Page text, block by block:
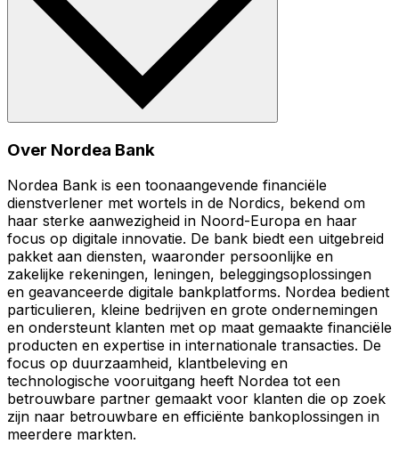
Over Nordea Bank
Nordea Bank is een toonaangevende financiële
dienstverlener met wortels in de Nordics, bekend om
haar sterke aanwezigheid in Noord-Europa en haar
focus op digitale innovatie. De bank biedt een uitgebreid
pakket aan diensten, waaronder persoonlijke en
zakelijke rekeningen, leningen, beleggingsoplossingen
en geavanceerde digitale bankplatforms. Nordea bedient
particulieren, kleine bedrijven en grote ondernemingen
en ondersteunt klanten met op maat gemaakte financiële
producten en expertise in internationale transacties. De
focus op duurzaamheid, klantbeleving en
technologische vooruitgang heeft Nordea tot een
betrouwbare partner gemaakt voor klanten die op zoek
zijn naar betrouwbare en efficiënte bankoplossingen in
meerdere markten.